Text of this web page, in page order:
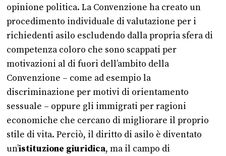
opinione politica. La Convenzione ha creato un
procedimento individuale di valutazione per i
richiedenti asilo escludendo dalla propria sfera di
competenza coloro che sono scappati per
motivazioni al di fuori dell’ambito della
Convenzione – come ad esempio la
discriminazione per motivi di orientamento
sessuale – oppure gli immigrati per ragioni
economiche che cercano di migliorare il proprio
stile di vita. Perciò, il diritto di asilo è diventato
un’istituzione giuridica, ma il campo di